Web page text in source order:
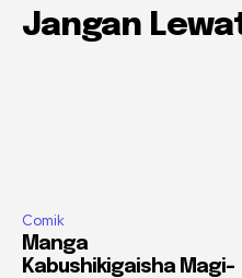
Jangan
Comik
Manga
Kabushikigaisha Magi-